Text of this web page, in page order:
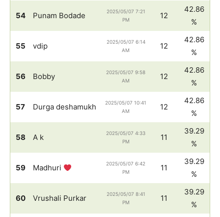
54 Punam Bodade
2025/05/07 7:21
PM
12
42.86
%
55 vdip
2025/05/07 6:14
AM
12
42.86
%
56 Bobby
2025/05/07 9:58
AM
12
42.86
%
57 Durga deshamukh
2025/05/07 10:41
AM
12
42.86
%
58 A k
2025/05/07 4:33
PM
11
39.29
%
59 Madhuri
2025/05/07 6:42
PM
11
39.29
%
60 Vrushali Purkar
2025/05/07 8:41
PM
11
39.29
%